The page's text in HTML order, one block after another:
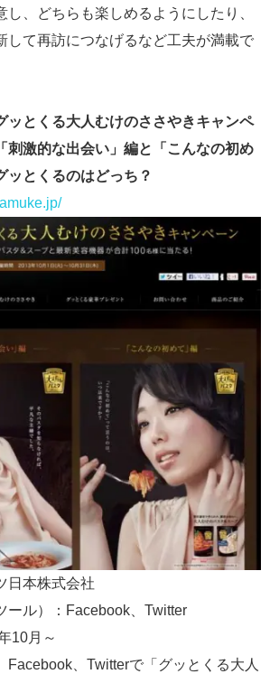
し、どちらも楽しめるようにしたり、
して再訪につなげるなど工夫が満載で
ッとくる大人むけのささやきキャンペ
刺激的な出会い」編と「こんなの初め
ッとくるのはどっち？
日本株式会社
ール）：Facebook、Twitter
10月～
Facebook、Twitterで「グッとくる大人